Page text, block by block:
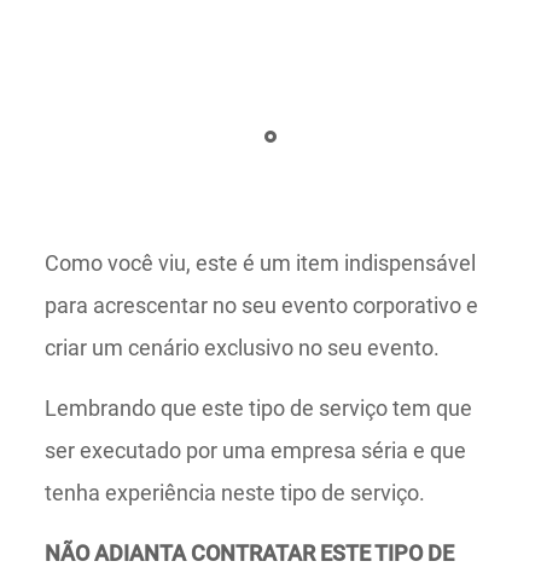
Como você viu, este é um item indispensável
para acrescentar no seu evento corporativo e
criar um cenário exclusivo no seu evento.
Lembrando que este tipo de serviço tem que
ser executado por uma empresa séria e que
tenha experiência neste tipo de serviço.
NÃO ADIANTA CONTRATAR ESTE TIPO DE